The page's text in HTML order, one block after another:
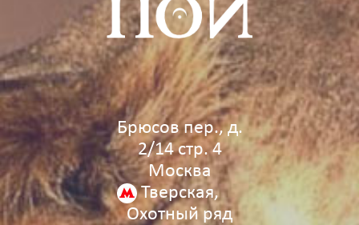
Брюсов пер., д.
2/14 стр. 4
Москва
Тверская,
Охотный ряд